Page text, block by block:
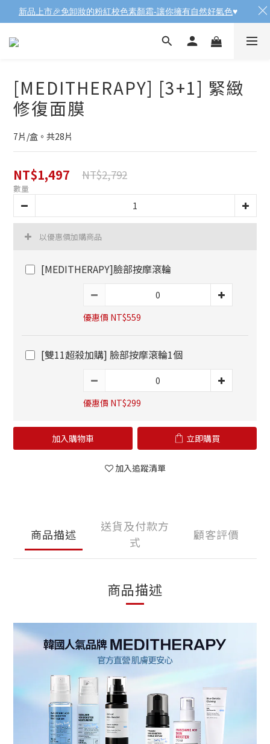
[MEDITHERAPY] [3+1] 緊緻
修復面膜
7片/盒。共28片
NT$1,497 NT$2,792
數量
以優惠價加購商品
[MEDITHERAPY]臉部按摩滾輪
優惠價 NT$559
[雙11超殺加購] 臉部按摩滾輪1個
優惠價 NT$299
加入購物車 立即購買
加入追蹤清單
商品描述
送貨及付款方
式
顧客評價
商品描述
新品上市🎉免卸妝的粉紅校色素顏霜-讓你擁有自然好氣色♥️